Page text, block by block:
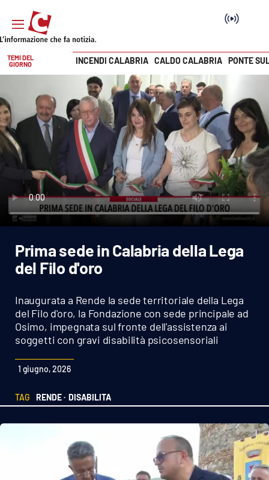
SEZIONI
Cronaca
Politica
Attualità
Economia e lavoro
Italia Mondo
Sport
Cultura
Podcast
Meteo
Vai
TEMI DEL
GIORNO
INCENDI CALABRIA CALDO CALABRIA PONTE
Prima sede in Calabria della Lega
del Filo d'oro
Inaugurata a Rende la sede territoriale della Lega
del Filo d'oro, la Fondazione con sede principale ad
Osimo, impegnata sul fronte dell'assistenza ai
soggetti con gravi disabilità psicosensoriali
1 giugno, 2026
TAG RENDE · DISABILITA